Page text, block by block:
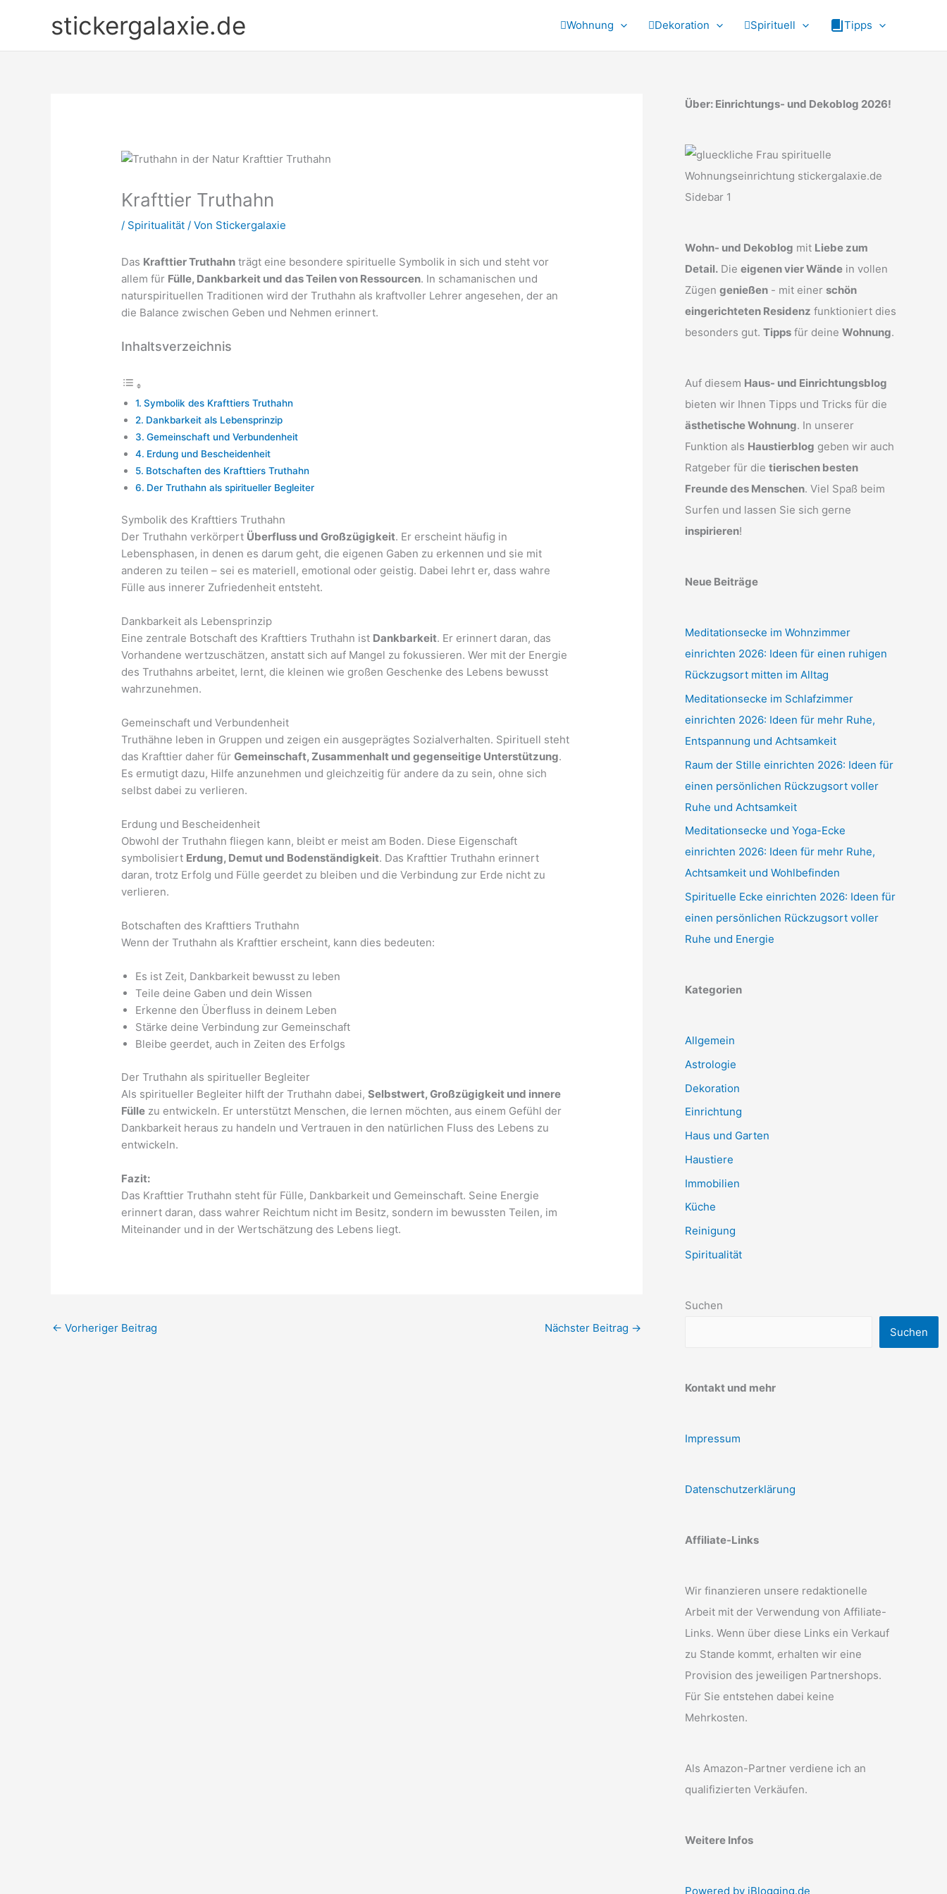
stickergalaxie.de Wohnung Dekoration Spirituell Tipps
Krafttier Truthahn
/ Spiritualität / Von Stickergalaxie
Das Krafttier Truthahn trägt eine besondere spirituelle Symbolik in sich und steht vor
allem für Fülle, Dankbarkeit und das Teilen von Ressourcen. In schamanischen und
naturspirituellen Traditionen wird der Truthahn als kraftvoller Lehrer angesehen, der an
die Balance zwischen Geben und Nehmen erinnert.
Inhaltsverzeichnis
Symbolik des Krafttiers Truthahn
Dankbarkeit als Lebensprinzip
Gemeinschaft und Verbundenheit
Erdung und Bescheidenheit
Botschaften des Krafttiers Truthahn
Der Truthahn als spiritueller Begleiter
Symbolik des Krafttiers Truthahn
Der Truthahn verkörpert Überfluss und Großzügigkeit. Er erscheint häufig in
Lebensphasen, in denen es darum geht, die eigenen Gaben zu erkennen und sie mit
anderen zu teilen – sei es materiell, emotional oder geistig. Dabei lehrt er, dass wahre
Fülle aus innerer Zufriedenheit entsteht.
Dankbarkeit als Lebensprinzip
Eine zentrale Botschaft des Krafttiers Truthahn ist Dankbarkeit. Er erinnert daran, das
Vorhandene wertzuschätzen, anstatt sich auf Mangel zu fokussieren. Wer mit der Energie
des Truthahns arbeitet, lernt, die kleinen wie großen Geschenke des Lebens bewusst
wahrzunehmen.
Gemeinschaft und Verbundenheit
Truthähne leben in Gruppen und zeigen ein ausgeprägtes Sozialverhalten. Spirituell steht
das Krafttier daher fürGemeinschaft, Zusammenhalt und gegenseitige Unterstützung.
Es ermutigt dazu, Hilfe anzunehmen und gleichzeitig für andere da zu sein, ohne sich
selbst dabei zu verlieren.
Erdung und Bescheidenheit
Obwohl der Truthahn fliegen kann, bleibt er meist am Boden. Diese Eigenschaft
symbolisiert Erdung, Demut und Bodenständigkeit. Das Krafttier Truthahn erinnert
daran, trotz Erfolg und Fülle geerdet zu bleiben und die Verbindung zur Erde nicht zu
verlieren.
Botschaften des Krafttiers Truthahn
Wenn der Truthahn als Krafttier erscheint, kann dies bedeuten:
Es ist Zeit, Dankbarkeit bewusst zu leben
Teile deine Gaben und dein Wissen
Erkenne den Überfluss in deinem Leben
Stärke deine Verbindung zur Gemeinschaft
Bleibe geerdet, auch in Zeiten des Erfolgs
Der Truthahn als spiritueller Begleiter
Als spiritueller Begleiter hilft der Truthahn dabei,Selbstwert, Großzügigkeit und innere
Fülle zu entwickeln. Er unterstützt Menschen, die lernen möchten, aus einem Gefühl der
Dankbarkeit heraus zu handeln und Vertrauen in den natürlichen Fluss des Lebens zu
entwickeln.
Fazit:
Das Krafttier Truthahn steht für Fülle, Dankbarkeit und Gemeinschaft. Seine Energie
erinnert daran, dass wahrer Reichtum nicht im Besitz, sondern im bewussten Teilen, im
Miteinander und in der Wertschätzung des Lebens liegt.
← Vorheriger Beitrag Nächster Beitrag →
Über: Einrichtungs- und Dekoblog 2026!
Wohn- und Dekoblog mit Liebe zum
Detail. Die eigenen vier Wände in vollen
Zügen genießen - mit einer schön
eingerichteten Residenz funktioniert dies
besonders gut. Tipps für deine Wohnung.
Auf diesem Haus- und Einrichtungsblog
bieten wir Ihnen Tipps und Tricks für die
ästhetische Wohnung. In unserer
Funktion als Haustierblog geben wir auch
Ratgeber für die tierischen besten
Freunde des Menschen. Viel Spaß beim
Surfen und lassen Sie sich gerne
inspirieren!
Neue Beiträge
Meditationsecke im Wohnzimmer
einrichten 2026: Ideen für einen ruhigen
Rückzugsort mitten im Alltag
Meditationsecke im Schlafzimmer
einrichten 2026: Ideen für mehr Ruhe,
Entspannung und Achtsamkeit
Raum der Stille einrichten 2026: Ideen für
einen persönlichen Rückzugsort voller
Ruhe und Achtsamkeit
Meditationsecke und Yoga-Ecke
einrichten 2026: Ideen für mehr Ruhe,
Achtsamkeit und Wohlbefinden
Spirituelle Ecke einrichten 2026: Ideen für
einen persönlichen Rückzugsort voller
Ruhe und Energie
Kategorien
Allgemein
Astrologie
Dekoration
Einrichtung
Haus und Garten
Haustiere
Immobilien
Küche
Reinigung
Spiritualität
Suchen
Suchen
Kontakt und mehr
Impressum
Datenschutzerklärung
Affiliate-Links
Wir finanzieren unsere redaktionelle
Arbeit mit der Verwendung von Affiliate-
Links. Wenn über diese Links ein Verkauf
zu Stande kommt, erhalten wir eine
Provision des jeweiligen Partnershops.
Für Sie entstehen dabei keine
Mehrkosten.
Als Amazon-Partner verdiene ich an
qualifizierten Verkäufen.
Weitere Infos
Powered by iBlogging.de